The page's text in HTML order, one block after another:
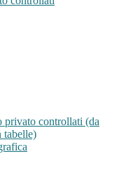
privato controllati (da
tabelle)